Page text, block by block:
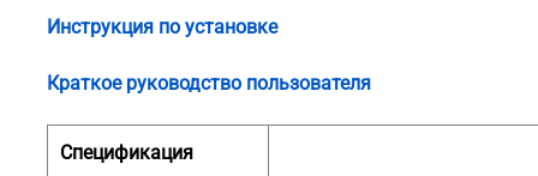
Инструкция по установке
Краткое руководство пользователя
Спецификация